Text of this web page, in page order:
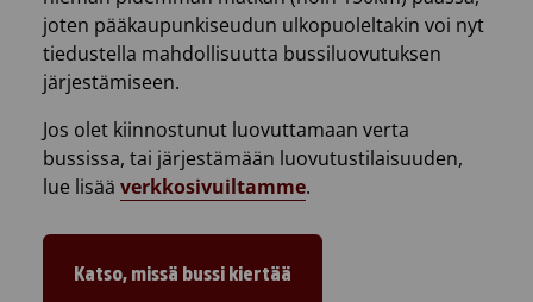
joten pääkaupunkiseudun ulkopuoleltakin voi nyt
tiedustella mahdollisuutta bussiluovutuksen
järjestämiseen.
Jos olet kiinnostunut luovuttamaan verta
bussissa, tai järjestämään luovutustilaisuuden,
lue lisää verkkosivuiltamme.
Katso, missä bussi kiertää